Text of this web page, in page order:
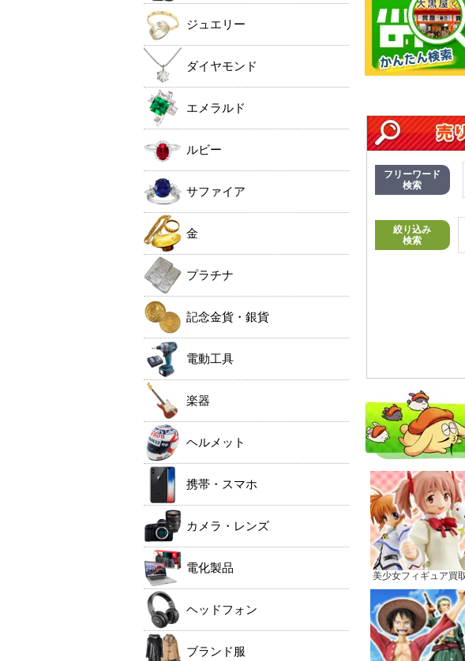
フリーワード
検索
絞り込み
検索
美少女フィギュア買
ジュエリー
ダイヤモンド
エメラルド
ルビー
サファイア
金
プラチナ
記念金貨・銀貨
電動工具
楽器
ヘルメット
携帯・スマホ
カメラ・レンズ
電化製品
ヘッドフォン
ブランド服